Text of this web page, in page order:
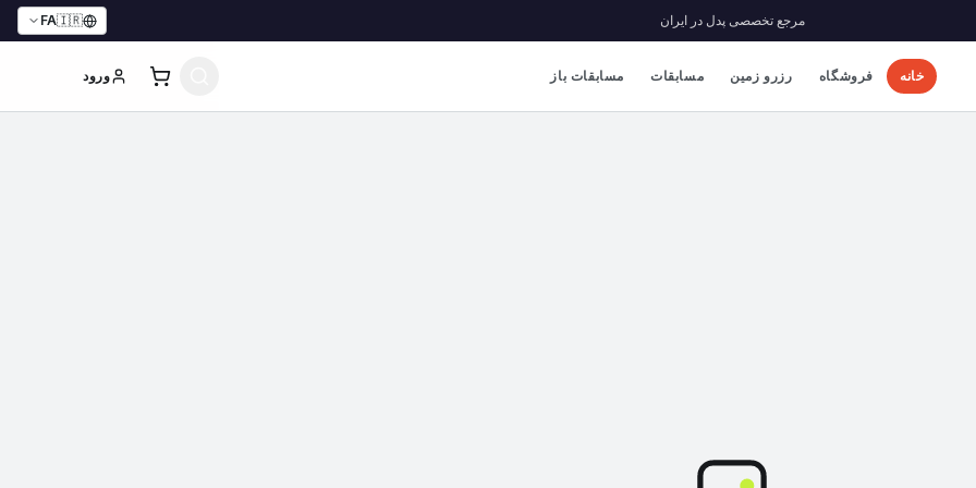
مرجع تخصصی پدل در ایران 🇮🇷
FA
خانه فروشگاه رزرو زمین مسابقات مسابقات باز ورود